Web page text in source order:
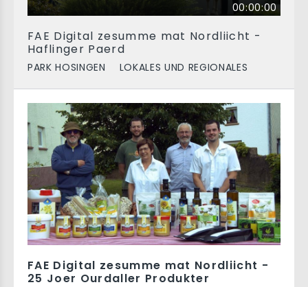
00:00:00
FAE Digital zesumme mat Nordliicht -
Haflinger Paerd
PARK HOSINGEN LOKALES UND REGIONALES
FAE Digital zesumme mat Nordliicht -
25 Joer Ourdaller Produkter